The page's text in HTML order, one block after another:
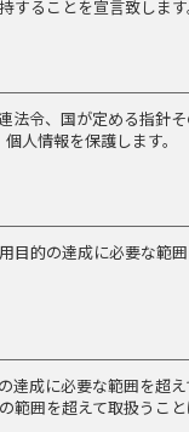
することを宣言致します
令、国が定める指針
人情報を保護します。
的の達成に必要な範
成に必要な範囲を超
範囲を超えて取扱うこと